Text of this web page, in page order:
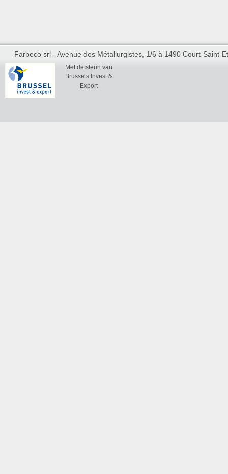
Farbeco srl - Avenue des Métallurgistes, 1/6 à 1490 Court-Saint-
Met de steun van
Brussels Invest &
Export